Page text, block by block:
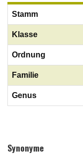
Stamm
Klasse
Ordnung
Familie
Genus
Synonyme